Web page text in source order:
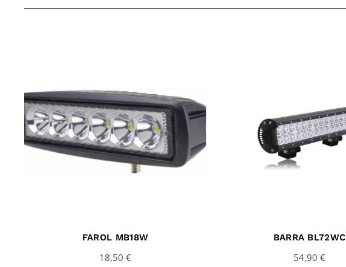
FAROL MB18W
18,50 €
BARRA BL72WC
54,90 €